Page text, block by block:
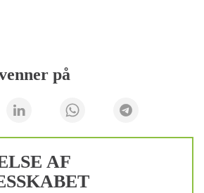
på
AF